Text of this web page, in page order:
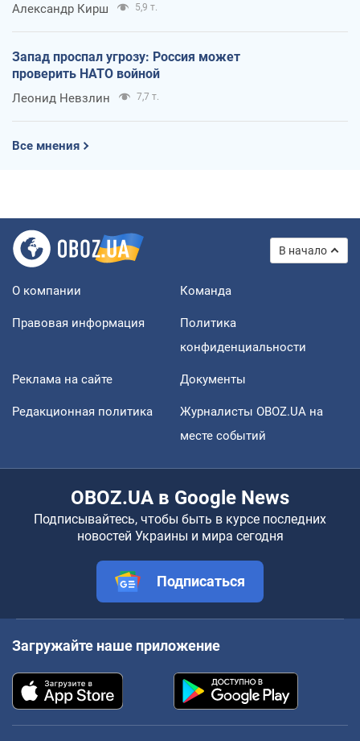
Александр Кирш 5,9 т.
Запад проспал угрозу: Россия может
проверить НАТО войной
Леонид Невзлин 7,7 т.
Все мнения
В начало
О компании Команда
Правовая информация
Политика
конфиденциальности
Реклама на сайте Документы
Редакционная политика
Журналисты OBOZ.UA на
месте событий
OBOZ.UA в Google News
Подписывайтесь, чтобы быть в курсе последних
новостей Украины и мира сегодня
Подписаться
Загружайте наше приложение